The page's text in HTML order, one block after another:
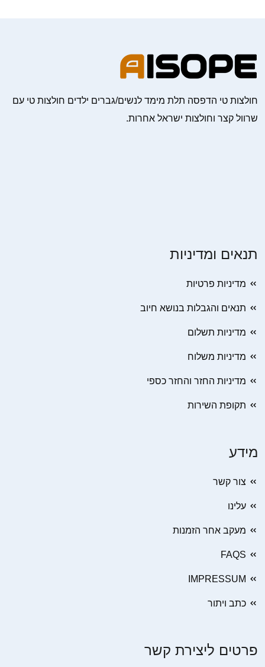
חולצות טי הדפסה תלת מימד לנשים/גברים ילדים חולצות טי עם
שרוול קצר וחולצות ישראל אחרות.
תנאים ומדיניות
מדיניות פרטיות
תנאים והגבלות בנושא חיוב
מדיניות תשלום
מדיניות משלוח
מדיניות החזר והחזר כספי
תקופת השירות
מידע
צור קשר
עלינו
מעקב אחר הזמנות
FAQS
IMPRESSUM
כתב ויתור
פרטים ליצירת קשר